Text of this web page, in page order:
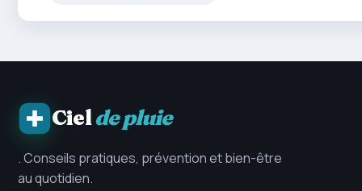
Cielde pluie
. Conseils pratiques, prévention et bien-être
au quotidien.